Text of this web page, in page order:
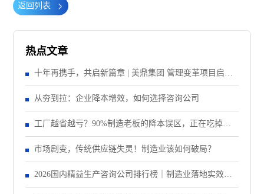
返回列表
热点文章
十年再携手，共启新篇章 | 美鼎集团 管理变革项目启动
大会顺利召开
从夯到拉：企业降本增效，如何选择咨询公司
工厂越省越亏？90%制造老板的降本误区，正在吃掉你
的纯利润
市场剧变，传统供应链失灵！制造业该如何破局？
2026国内精益生产咨询公司排行榜｜制造业落地实效机